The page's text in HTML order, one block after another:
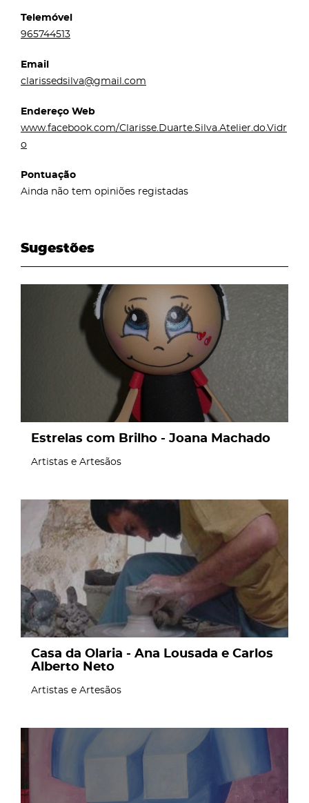
Telemóvel
965744513
Email
clarissedsilva@gmail.com
Endereço Web
www.facebook.com/Clarisse.Duarte.Silva.Atelier.do.Vidr
o
Pontuação
Ainda não tem opiniões registadas
Sugestões
Estrelas com Brilho - Joana Machado
Artistas e Artesãos
page
Casa da Olaria - Ana Lousada e Carlos
Alberto Neto
Artistas e Artesãos
page